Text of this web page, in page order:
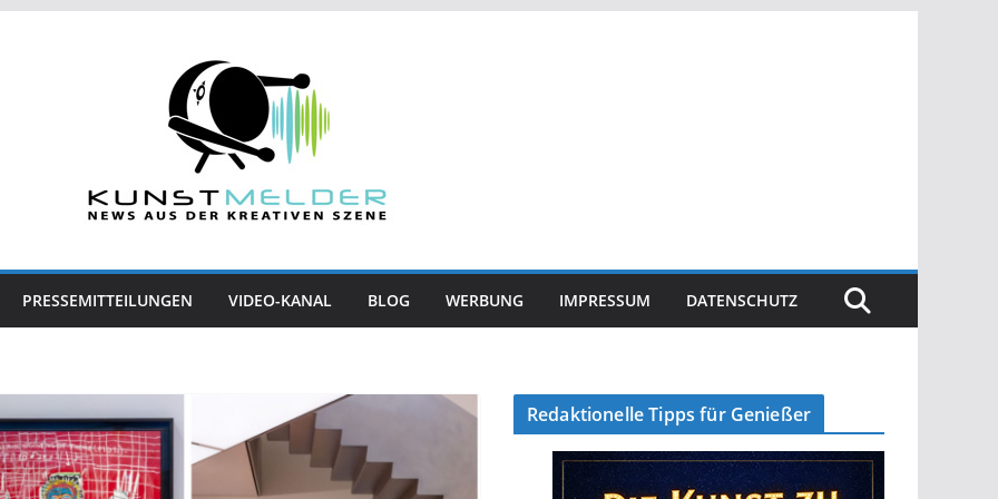
PRESSEMITTEILUNGEN VIDEO-KANAL BLOG WERBUNG IMPRESSUM DATENSCHUTZ
Redaktionelle Tipps für Genießer